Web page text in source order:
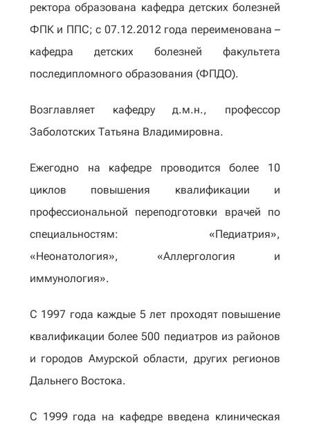
ректора образована кафедра детских болезней
ФПК и ППС; с 07.12.2012 года переименована –
кафедра детских болезней факультета
последипломного образования (ФПДО).
Возглавляет кафедру д.м.н., профессор
Заболотских Татьяна Владимировна.
Ежегодно на кафедре проводится более 10
циклов повышения квалификации и
профессиональной переподготовки врачей по
специальностям: «Педиатрия»,
«Неонатология», «Аллергология и
иммунология».
С 1997 года каждые 5 лет проходят повышение
квалификации более 500 педиатров из районов
и городов Амурской области, других регионов
Дальнего Востока.
С 1999 года на кафедре введена клиническая